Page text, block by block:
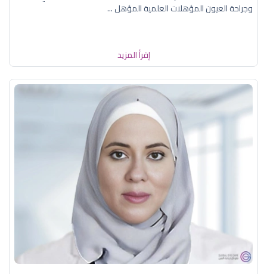
وجراحة العيون المؤهلات العلمية المؤهل ...
إقرأ المزيد